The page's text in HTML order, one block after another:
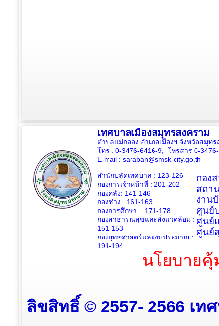
เทศบาลเมืองสมุทรสงคราม
ตำบลแม่กลอง อำเภอเมืองฯ จังหวัดสมุท
โทร : 0-3476-6416-9, โทรสาร 0-
E-mail : saraban@smsk-city.go.th
สำนักปลัดเทศบาล : 123-126
กองการเจ้าหน้าที่ : 201-202
กองคลัง: 141-146
กองช่าง : 161-163
กองการศึกษา : 171-178
กองสาธารณสุขและสิ่งแวดล้อม :
151-153
กองยุทธศาสตร์และงบประมาณ :
191-194
กอง
สถา
งาน
ศูนย์
ศูนย์
ศูนย์
นโยบาย
ลิขสิทธิ์ © 2557- 2566 เท